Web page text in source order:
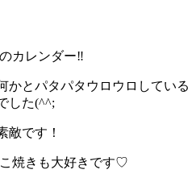
カレンダー‼︎
かとパタパタウロウロしている
した(^^;
敵です！
焼きも大好きです♡